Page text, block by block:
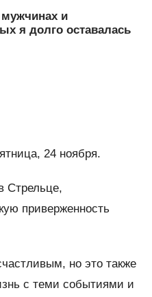
и
я долго оставалась
24 ноября.
Стрельце,
приверженность
но это также
с теми событиями и